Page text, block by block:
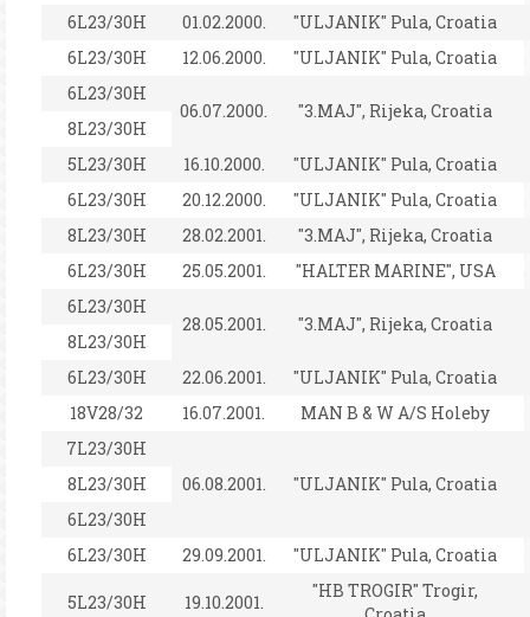
6L23/30H
01.02.2000.
"ULJANIK" Pula, Croatia
6L23/30H
12.06.2000.
"ULJANIK" Pula, Croatia
6L23/30H
06.07.2000. "3.MAJ", Rijeka, Croatia
8L23/30H
5L23/30H
16.10.2000.
"ULJANIK" Pula, Croatia
6L23/30H
20.12.2000.
"ULJANIK" Pula, Croatia
8L23/30H
28.02.2001.
"3.MAJ", Rijeka, Croatia
6L23/30H
25.05.2001.
"HALTER MARINE", USA
6L23/30H
28.05.2001. "3.MAJ", Rijeka, Croatia
8L23/30H
6L23/30H
22.06.2001.
"ULJANIK" Pula, Croatia
18V28/32
16.07.2001.
MAN B & W A/S Holeby
7L23/30H
06.08.2001.
"ULJANIK" Pula, Croatia
8L23/30H
6L23/30H
6L23/30H
29.09.2001. "ULJANIK" Pula, Croatia
5L23/30H 19.10.2001.
"HB TROGIR" Trogir,